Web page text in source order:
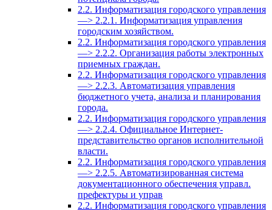
2.2. Информатизация городского управления
—> 2.2.1. Информатизация управления
городским хозяйством.
2.2. Информатизация городского управления
—> 2.2.2. Организация работы электронных
приемных граждан.
2.2. Информатизация городского управления
—> 2.2.3. Автоматизация управления
бюджетного учета, анализа и планирования
города.
2.2. Информатизация городского управления
—> 2.2.4. Официальное Интернет-
представительство органов исполнительной
власти.
2.2. Информатизация городского управления
—> 2.2.5. Автоматизированная система
документационного обеспечения управл.
префектуры и управ
2.2. Информатизация городского управления